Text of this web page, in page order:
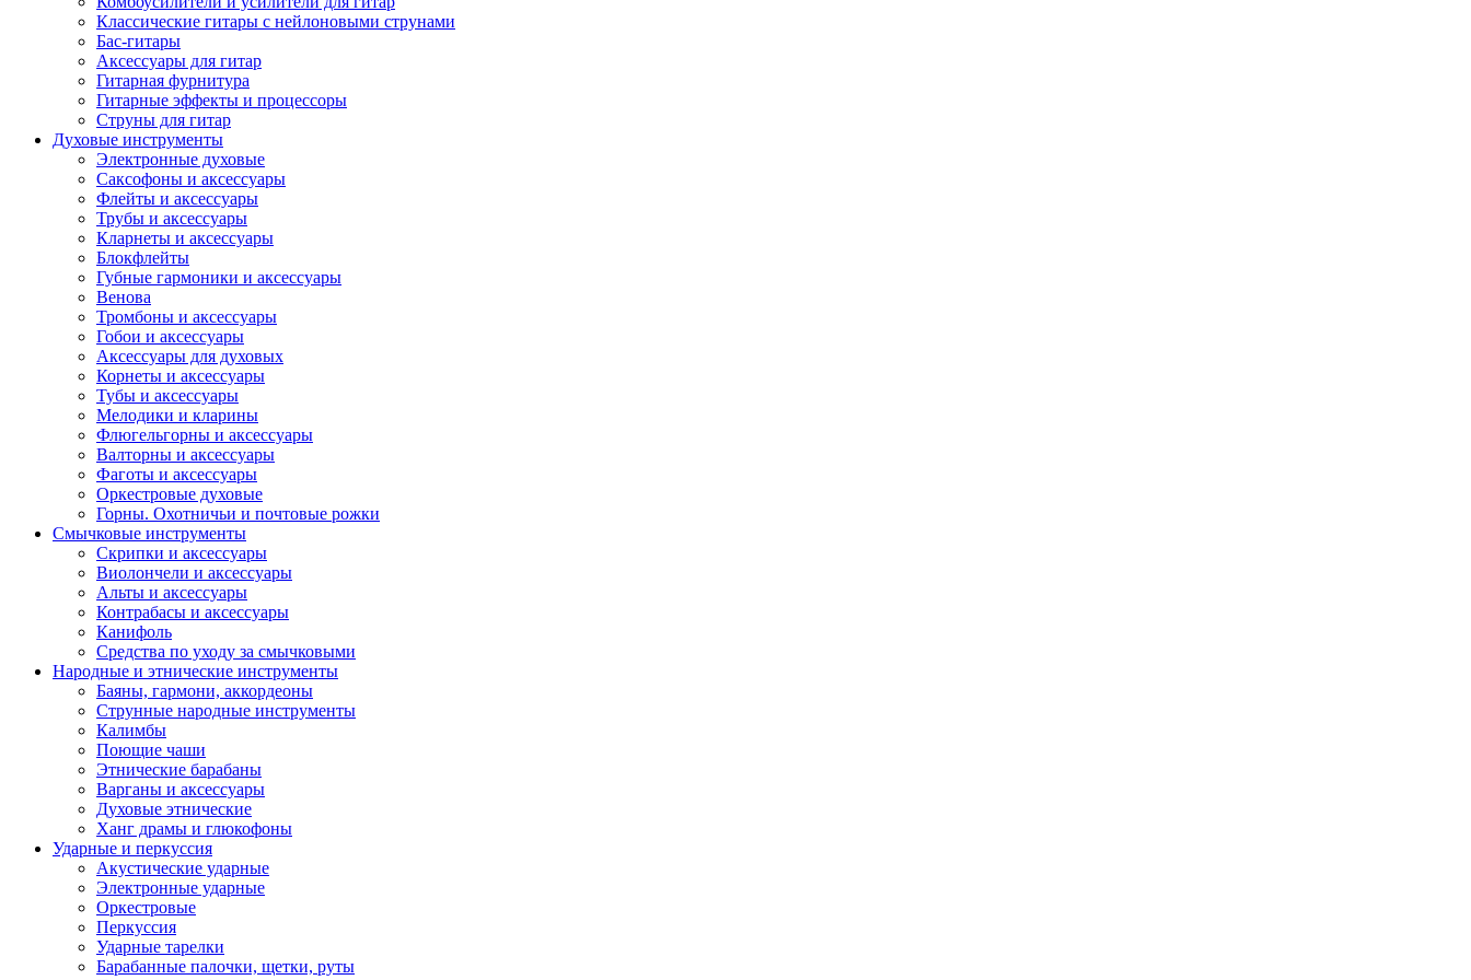
Классические гитары с нейлоновыми струнами
Бас-гитары
Аксессуары для гитар
Гитарная фурнитура
Гитарные эффекты и процессоры
Струны для гитар
Духовые инструменты
Электронные духовые
Саксофоны и аксессуары
Флейты и аксессуары
Трубы и аксессуары
Кларнеты и аксессуары
Блокфлейты
Губные гармоники и аксессуары
Венова
Тромбоны и аксессуары
Гобои и аксессуары
Аксессуары для духовых
Корнеты и аксессуары
Тубы и аксессуары
Мелодики и кларины
Флюгельгорны и аксессуары
Валторны и аксессуары
Фаготы и аксессуары
Оркестровые духовые
Горны. Охотничьи и почтовые рожки
Смычковые инструменты
Скрипки и аксессуары
Виолончели и аксессуары
Альты и аксессуары
Контрабасы и аксессуары
Канифоль
Средства по уходу за смычковыми
Народные и этнические инструменты
Баяны, гармони, аккордеоны
Струнные народные инструменты
Калимбы
Поющие чаши
Этнические барабаны
Варганы и аксессуары
Духовые этнические
Ханг драмы и глюкофоны
Ударные и перкуссия
Акустические ударные
Электронные ударные
Оркестровые
Перкуссия
Ударные тарелки
Барабанные палочки, щетки, руты